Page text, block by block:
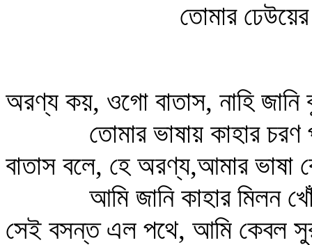
তোমার
অরণ্য কয়, ওগো বাতাস, নাহি জানি
তোমার ভাষায় কাহার
বাতাস বলে, হে অরণ্য,আমার ভাষা
আমি জানি কাহার মিলন
সেই বসন্ত এল পথে, আমি কেবল সুর